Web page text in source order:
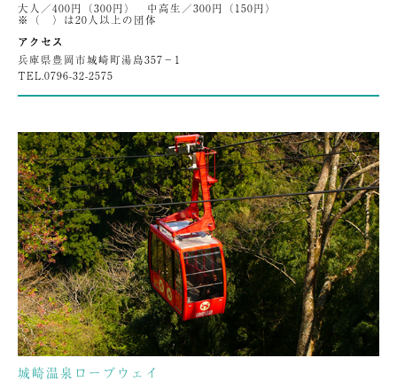
大人／400円（300円） 中高生／300円（150円）
※（ ）は20人以上の団体
アクセス
兵庫県豊岡市城崎町湯島357−1
TEL. 0796-32-2575
城崎温泉ロープウェイ